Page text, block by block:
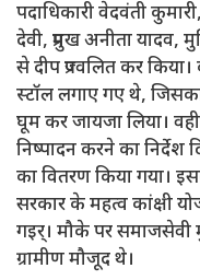
पदाधिकारी वेदवंती
देवी, प्रमुख अनीता
से दीप प्रज्वलित कर किया।
स्टॉल लगाए गए थे,
घूम कर जायजा लिया।
निष्पादन करने का निर्देश
का वितरण किया गया।
सरकार के महत्व कांक्षी
गइर्। मौके पर
ग्रामीण मौजूद थे।